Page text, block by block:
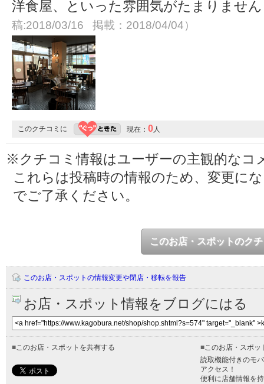
洋食屋、といった雰囲気がたまりませ
稿:2018/03/16 掲載：2018/04/04）
このクチコミに 現在： 0人
※クチコミ情報はユーザーの主観的なコ
これらは投稿時の情報のため、変更に
でご了承ください。
このお店・スポットのク
このお店・スポットの情報変更や閉店・移転を報告
お店・スポット情報をブログにはる
■このお店・スポットを共有する ■このお店・スポッ
読取機能付きのモ
アクセス！
便利に店舗情報を